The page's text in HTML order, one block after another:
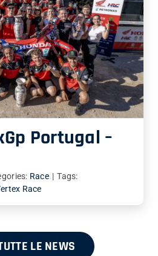
Portugal –
Race | Tags:
Race
LE NEWS